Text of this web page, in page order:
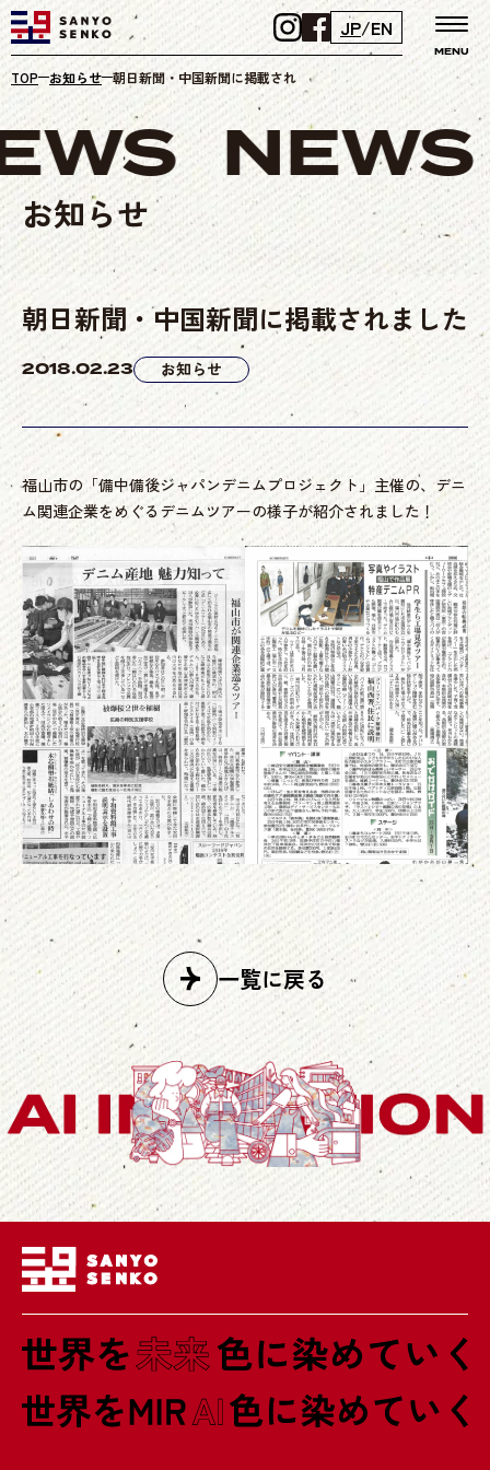
JP/EN
MENU
TOP お知らせ 朝日新聞・中国新聞に掲載されました
NEWS
お知らせ
朝日新聞・中国新聞に掲載されました
2018.02.23 お知らせ
福山市の「備中備後ジャパンデニムプロジェクト」主催の、デニ
ム関連企業をめぐるデニムツアーの様子が紹介されました！
一覧に戻る